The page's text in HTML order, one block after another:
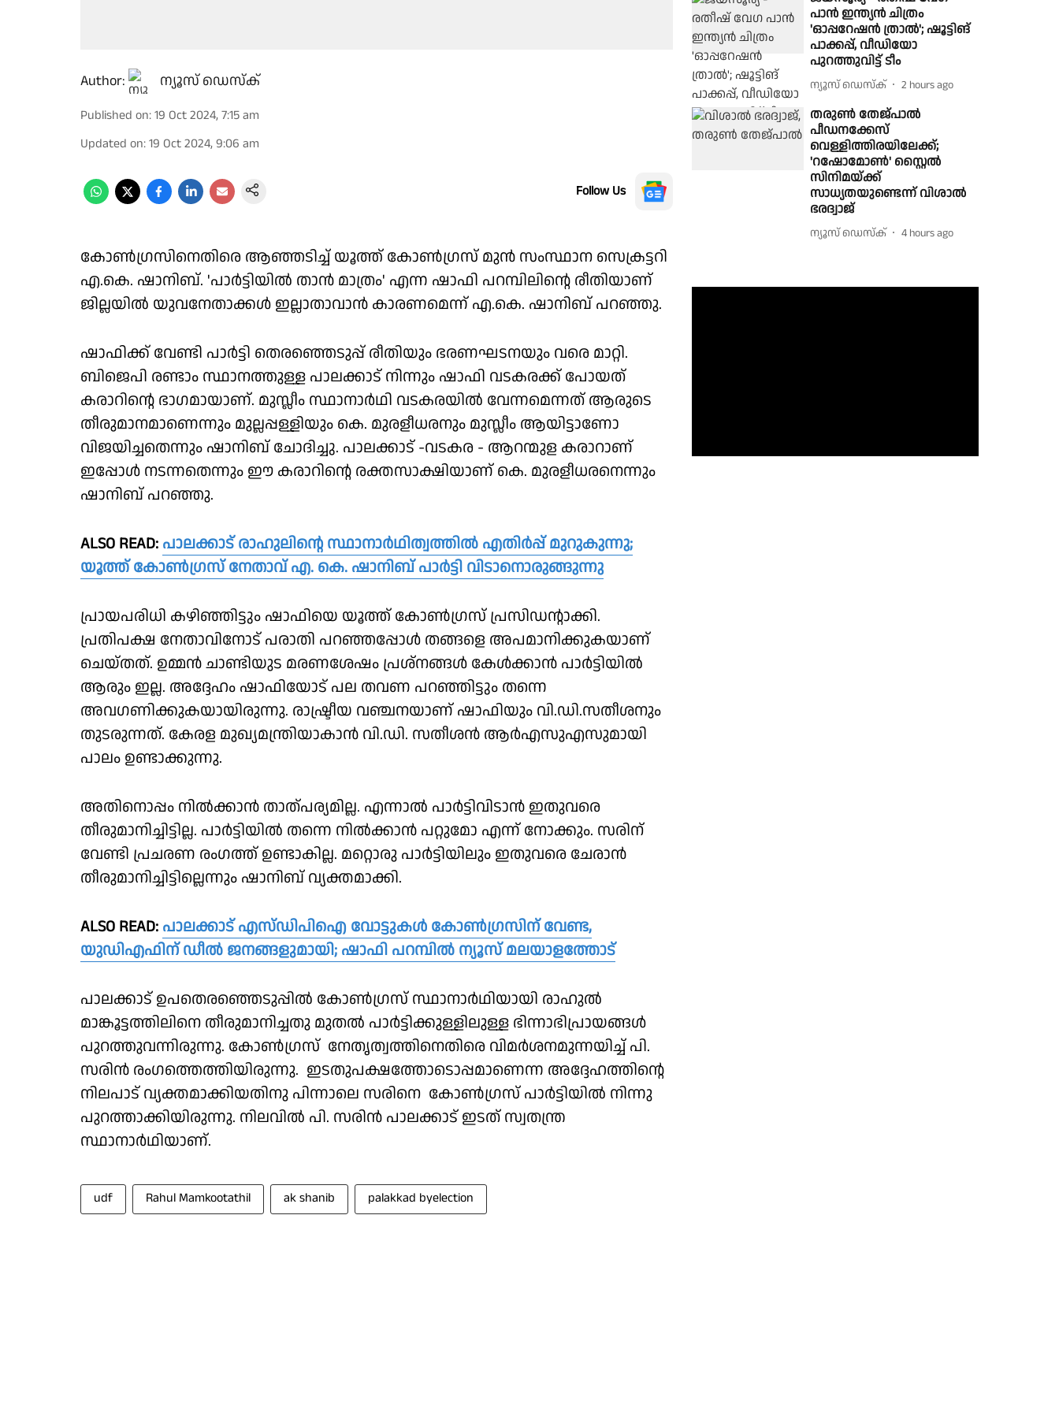
Author: ന്യൂസ് ഡെസ്ക്
Published on:19 Oct 2024, 7:15 am
Updated on:19 Oct 2024, 9:06 am
Follow Us
കോൺഗ്രസിനെതിരെ ആഞ്ഞടിച്ച് യൂത്ത് കോൺഗ്രസ് മുൻ സംസ്ഥാന സെക്രട്ടറി
എ.കെ. ഷാനിബ്. 'പാർട്ടിയിൽ താൻ മാത്രം' എന്ന ഷാഫി പറമ്പിലിൻ്റെ രീതിയാണ്
ജില്ലയിൽ യുവനേതാക്കൾ ഇല്ലാതാവാൻ കാരണമെന്ന് എ.കെ. ഷാനിബ് പറഞ്ഞു.
ഷാഫിക്ക് വേണ്ടി പാർട്ടി തെരഞ്ഞെടുപ്പ് രീതിയും ഭരണഘടനയും വരെ മാറ്റി.
ബിജെപി രണ്ടാം സ്ഥാനത്തുള്ള പാലക്കാട് നിന്നും ഷാഫി വടകരക്ക് പോയത്
കരാറിൻ്റെ ഭാഗമായാണ്. മുസ്ലീം സ്ഥാനാർഥി വടകരയിൽ വേന്നമെന്നത് ആരുടെ
തീരുമാനമാണെന്നും മുല്ലപ്പള്ളിയും കെ. മുരളീധരനും മുസ്ലീം ആയിട്ടാണോ
വിജയിച്ചതെന്നും ഷാനിബ് ചോദിച്ചു. പാലക്കാട് -വടകര - ആറന്മുള കരാറാണ്
ഇപ്പോൾ നടന്നതെന്നും ഈ കരാറിൻ്റെ രക്തസാക്ഷിയാണ് കെ. മുരളീധരനെന്നും
ഷാനിബ് പറഞ്ഞു.
ALSO READ: പാലക്കാട് രാഹുലിൻ്റെ സ്ഥാനാർഥിത്വത്തിൽ എതിർപ്പ് മുറുകുന്നു;
യൂത്ത് കോൺഗ്രസ് നേതാവ് എ. കെ. ഷാനിബ് പാർട്ടി വിടാനൊരുങ്ങുന്നു
പ്രായപരിധി കഴിഞ്ഞിട്ടും ഷാഫിയെ യൂത്ത് കോൺഗ്രസ് പ്രസിഡൻ്റാക്കി.
പ്രതിപക്ഷ നേതാവിനോട് പരാതി പറഞ്ഞപ്പോൾ തങ്ങളെ അപമാനിക്കുകയാണ്
ചെയ്തത്. ഉമ്മൻ ചാണ്ടിയുട മരണശേഷം പ്രശ്നങ്ങൾ കേൾക്കാൻ പാർട്ടിയിൽ
ആരും ഇല്ല. അദ്ദേഹം ഷാഫിയോട് പല തവണ പറഞ്ഞിട്ടും തന്നെ
അവഗണിക്കുകയായിരുന്നു. രാഷ്ട്രീയ വഞ്ചനയാണ് ഷാഫിയും വി.ഡി.സതീശനും
തുടരുന്നത്. കേരള മുഖ്യമന്ത്രിയാകാൻ വി.ഡി. സതീശൻ ആർഎസുഎസുമായി
പാലം ഉണ്ടാക്കുന്നു.
അതിനൊപ്പം നിൽക്കാൻ താത്പര്യമില്ല. എന്നാൽ പാര്‍ട്ടിവിടാന്‍ ഇതുവരെ
തീരുമാനിച്ചിട്ടില്ല. പാര്‍ട്ടിയില്‍ തന്നെ നില്‍ക്കാന്‍ പറ്റുമോ എന്ന് നോക്കും. സരിന്
വേണ്ടി പ്രചരണ രംഗത്ത് ഉണ്ടാകില്ല. മറ്റൊരു പാർട്ടിയിലും ഇതുവരെ ചേരാൻ
തീരുമാനിച്ചിട്ടില്ലെന്നും ഷാനിബ് വ്യക്തമാക്കി.
ALSO READ: പാലക്കാട് എസ്ഡിപിഐ വോട്ടുകൾ കോൺഗ്രസിന് വേണ്ട,
യുഡിഎഫിന് ഡീൽ ജനങ്ങളുമായി; ഷാഫി പറമ്പിൽ ന്യൂസ് മലയാളത്തോട്
പാലക്കാട് ഉപതെരഞ്ഞെടുപ്പിൽ കോൺഗ്രസ് സ്ഥാനാർഥിയായി രാഹുൽ
മാങ്കൂട്ടത്തിലിനെ തീരുമാനിച്ചതു മുതൽ പാർട്ടിക്കുള്ളിലുള്ള ഭിന്നാഭിപ്രായങ്ങൾ
പുറത്തുവന്നിരുന്നു. കോൺഗ്രസ് നേതൃത്വത്തിനെതിരെ വിമർശനമുന്നയിച്ച് പി.
സരിൻ രംഗത്തെത്തിയിരുന്നു. ഇടതുപക്ഷത്തോടൊപ്പമാണെന്ന അദ്ദേഹത്തിൻ്റെ
നിലപാട് വ്യക്തമാക്കിയതിനു പിന്നാലെ സരിനെ കോൺഗ്രസ് പാർട്ടിയിൽ നിന്നു
പുറത്താക്കിയിരുന്നു. നിലവിൽ പി. സരിൻ പാലക്കാട് ഇടത് സ്വതന്ത്ര
സ്ഥാനാർഥിയാണ്.
udf Rahul Mamkootathil ak shanib palakkad byelection
പാൻ ഇന്ത്യൻ ചിത്രം
'ഓപ്പറേഷൻ ത്രാൽ'; ഷൂട്ടിങ്
പാക്കപ്പ്, വീഡിയോ
പുറത്തുവിട്ട് ടീം
ന്യൂസ് ഡെസ്ക് 2 hours ago
തരുൺ തേജ്പാൽ
പീഡനക്കേസ്
വെള്ളിത്തിരയിലേക്ക്;
'റഷോമോൺ' സ്റ്റൈൽ
സിനിമയ്ക്ക്
സാധ്യതയുണ്ടെന്ന് വിശാൽ
ഭരദ്വാജ്
ന്യൂസ് ഡെസ്ക് 4 hours ago